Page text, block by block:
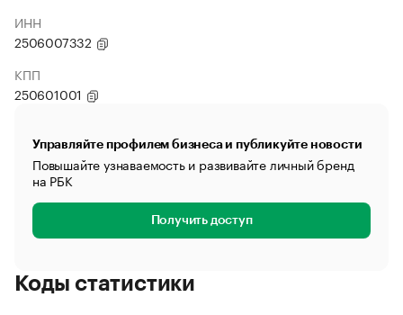
ИНН
2506007332
КПП
250601001
Управляйте профилем бизнеса и публикуйте новости
Повышайте узнаваемость и развивайте личный бренд
на РБК
Получить доступ
Коды статистики